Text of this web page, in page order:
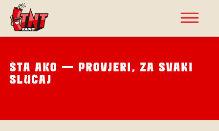
ŠTA AKO – PROVJERI, ZA SVAKI
SLUČAJ